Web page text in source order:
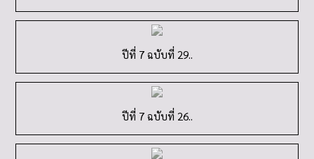
ปีที่ 7 ฉบับที่ 29..
ปีที่ 7 ฉบับที่ 26..